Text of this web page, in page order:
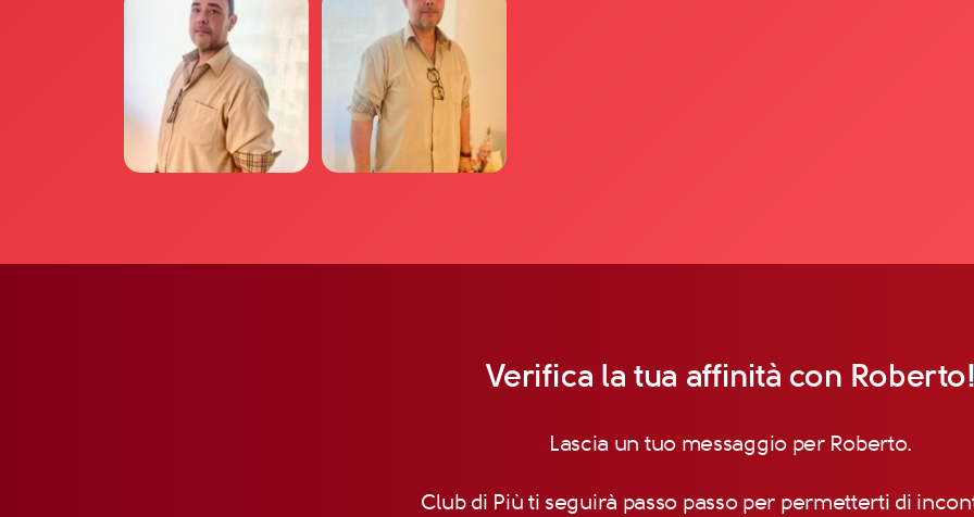
Verifica la tua affinità con
Lascia un tuo messaggio per Roberto.
Club di Più ti seguirà passo passo per permetterti di